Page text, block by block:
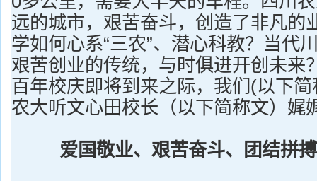
远的城市，艰苦奋斗，创造了非凡的
学如何心系“三农”、潜心科教？当代
艰苦创业的传统，与时俱进开创未来
百年校庆即将到来之际，我们(以下
农大听文心田校长（以下简称文）娓
爱国敬业、艰苦奋斗、团结拼